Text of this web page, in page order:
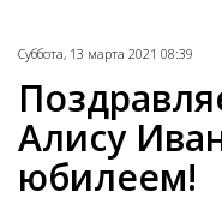
Суббота, 13 марта 2021 08:39
Алису
юбилеем!